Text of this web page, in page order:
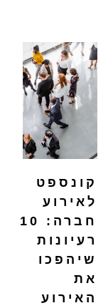
קונספט
לאירוע
חברה: 10
רעיונות
שיהפכו
את
האירוע